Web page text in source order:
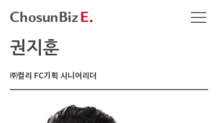
권지훈
㈜컬리 FC기획 시니어리더